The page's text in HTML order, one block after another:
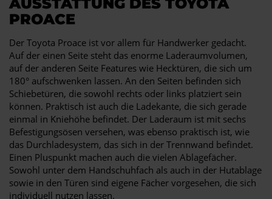
PROACE
Der Toyota Proace ist vor allem für Handwerker gedacht.
Auf der einen Seite steht das enorme Laderaumvolumen,
auf der anderen Seite Features wie Hecktüren, die sich um
180° aufschwenken lassen. An den Seiten befinden sich
Schiebetüren, die sowohl rechts oder links platziert sein
können. Praktisch ist auch die Ladekante, die sich gerade
einmal in Kniehöhe befindet. Der Laderaum ist mit sechs
Befestigungsösen versehen, was ebenso praktisch ist, wie
das Durchladesystem, das sich in der Trennwand befindet.
Einen Pluspunkt machen auch die vielen Ablagefächer.
Sowohl unter dem Handschuhfach als auch in der Hutablage
sowie in den Türen sind eigene Fächer vorgesehen, die sich
individuell nutzen lassen.